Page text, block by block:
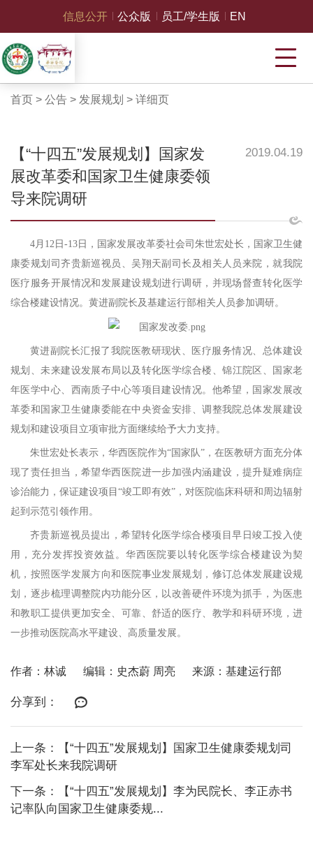
信息公开 公众版 员工/学生版 EN
首页 > 公告> 发展规划 > 详细页
【“十四五”发展规划】国家发
展改革委和国家卫生健康委领
导来院调研
2019.04.19
4月 12 日 -13日，国家发展改革委社会司朱世宏处长，国家卫生健
康委规划司齐贵新巡视员、吴翔天副司长及相关人员来院，就我院
医疗服务开展情况和发展建设规划进行调研，并现场督查转化医学
综合楼建设情况。黄进副院长及基建运行部相关人员参加调研。
黄进副院长汇报了我院医教研现状 、 医疗服务情况、 总体建设
规划 、未来建设发展布局 以及 转化医学综合楼、锦江院区、国家老
年医学中心、西南质子中心等项目建设情况。他希望 ， 国家发展改
革委和国家卫生健康委能在中央资金安排、调整我院总体发展建设
规划和建设项目立项审批方面继续给予大力支持。
朱世宏处长表示， 华西医院作为“ 国家队” ，在医教研方面充分体
现了责任担当，希望华西医院进一步加强内涵建设，提升疑难病症
诊治能力，保证建设项目 “竣工即有效” ，对医院临床科研和周边辐射
起到 示范引领作用。
齐贵新巡视员提出 ，希望转化医学综合楼项目早日竣工投入使
用，充分发挥投资效益 。华西医院要 以转化医学综合楼建设为契
机，按照医学发展方向和医院事业发展规划，修订总体发展建设规
划，逐步梳理调整院内功能分区，以改善硬件环境为抓手，为医患
和教职工提供更加安全、可靠、舒适的医疗、教学和科研环境，进
一步推动医院高水平建设、高质量发展。
作者：林诚 编辑：史杰蔚 周亮 来源：基建运行部
分享到：
上一条：【“十四五”发展规划】国家卫生健康委规划司
李军处长来我院调研
下一条：【“十四五”发展规划】李为民院长、李正赤书
记率队向国家卫生健康委规...